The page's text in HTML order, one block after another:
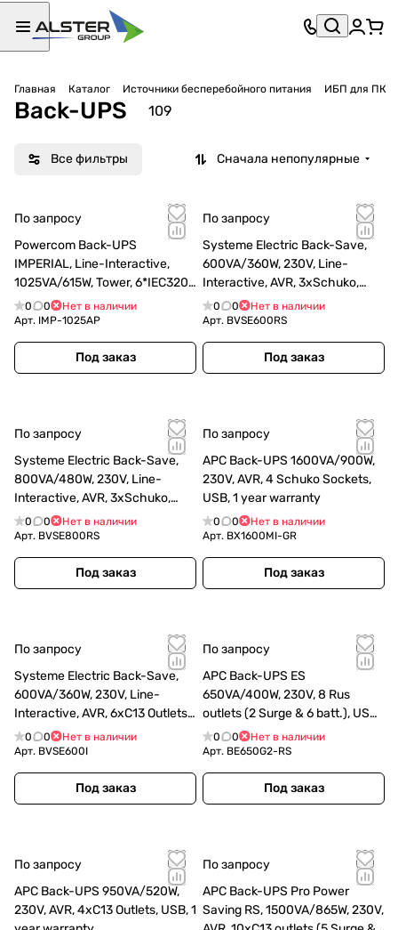
Главная Каталог Источники бесперебойного питания ИБП для ПК
Back-UPS 109
Все фильтры Сначала непопулярные
По запросу
Powercom Back-UPS
IMPERIAL, Line-Interactive,
1025VA/615W, Tower, 6*IEC320-
C13 (2 surge & 4 batt), USB
(671477)
0 0
Нет в наличии
Арт. IMP-1025AP
Под заказ
По запросу
Systeme Electric Back-Save,
600VA/360W, 230V, Line-
Interactive, AVR, 3xSchuko,
USB charge(type A), USB
0 0
Нет в наличии
Арт. BVSE600RS
Под заказ
По запросу
Systeme Electric Back-Save,
800VA/480W, 230V, Line-
Interactive, AVR, 3xSchuko,
USB charge(type A), USB
0 0
Нет в наличии
Арт. BVSE800RS
Под заказ
По запросу
APC Back-UPS 1600VA/900W,
230V, AVR, 4 Schuko Sockets,
USB, 1 year warranty
0 0
Нет в наличии
Арт. BX1600MI-GR
Под заказ
По запросу
Systeme Electric Back-Save,
600VA/360W, 230V, Line-
Interactive, AVR, 6xC13 Outlets,
USB charge(type A), USB
0 0
Нет в наличии
Арт. BVSE600I
Под заказ
По запросу
APC Back-UPS ES
650VA/400W, 230V, 8 Rus
outlets (2 Surge & 6 batt.), USB,
USB charge(type A), Data/DSL
protection, 1 year warranty
0 0
Нет в наличии
Арт. BE650G2-RS
Под заказ
По запросу
APC Back-UPS 950VA/520W,
230V, AVR, 4xC13 Outlets, USB, 1
По запросу
APC Back-UPS Pro Power
Saving RS, 1500VA/865W, 230V,